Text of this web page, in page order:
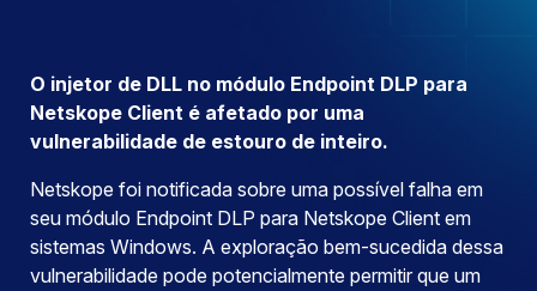
O injetor de DLL no módulo Endpoint DLP para
Netskope Client é afetado por uma
vulnerabilidade de estouro de inteiro.
Netskope foi notificada sobre uma possível falha em
seu módulo Endpoint DLP para Netskope Client em
sistemas Windows. A exploração bem-sucedida dessa
vulnerabilidade pode potencialmente permitir que um